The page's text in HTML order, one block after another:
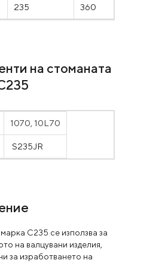
235 360
на стоманата
1070, 10L70
S235JR
С235 се използва за
на валцувани изделия,
за изработването на